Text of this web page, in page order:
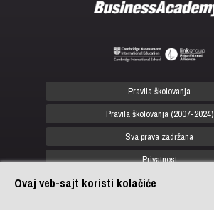
Pravila školovanja
Pravila školovanja (2007-2024)
Sva prava zadržana
Privatnost
Ovaj veb-sajt koristi kolačiće